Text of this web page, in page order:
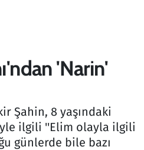
'Narin'
Şahin, 8 yaşındaki
ilgili ''Elim olayla ilgili
günlerde bile bazı